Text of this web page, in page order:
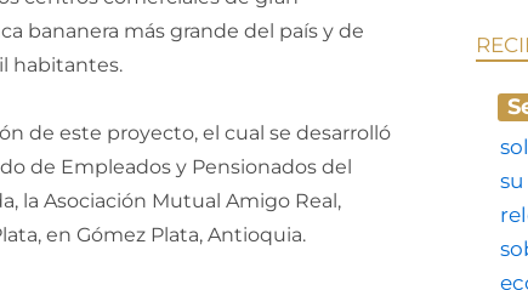
bananera más grande del país y de
habitantes.
de este proyecto, el cual se desarrolló
de Empleados y Pensionados del
la Asociación Mutual Amigo Real,
en Gómez Plata, Antioquia.